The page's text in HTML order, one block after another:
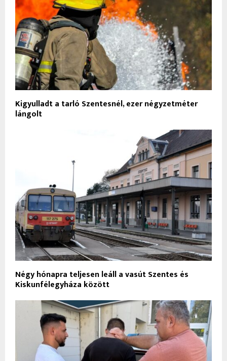
Kigyulladt a tarló Szentesnél, ezer négyzetméter
lángolt
Négy hónapra teljesen leáll a vasút Szentes és
Kiskunfélegyháza között